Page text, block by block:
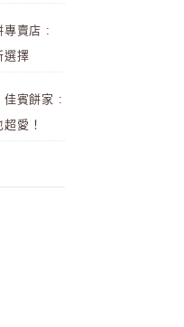
專賣店 :
選擇
佳賓餅家 :
愛！